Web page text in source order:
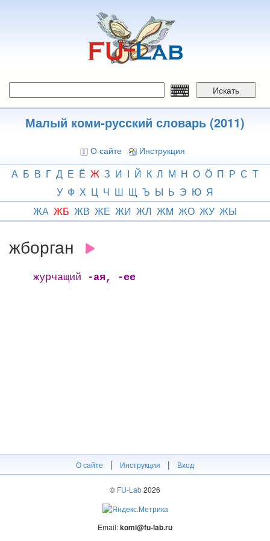
Искать
Малый коми-русский словарь (2011)
О сайте Инструкция
А Б В Г Д Е Ё Ж З И І Й К Л М Н О Ӧ П Р С Т
У Ф Х Ц Ч Ш Щ Ъ Ы Ь Э Ю Я
ЖА ЖБ ЖВ ЖЕ ЖИ ЖЛ ЖМ ЖО ЖУ ЖЫ
жборган
журчащий -ая, -ее
О сайте | Инструкция | Вход
© FU-Lab2026
Email:komi@fu-lab.ru